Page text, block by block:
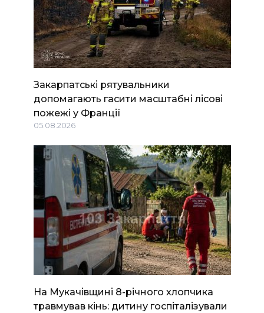
Закарпатські рятувальники
допомагають гасити масштабні лісові
пожежі у Франції
05.08.2026
На Мукачівщині 8-річного хлопчика
травмував кінь: дитину госпіталізували